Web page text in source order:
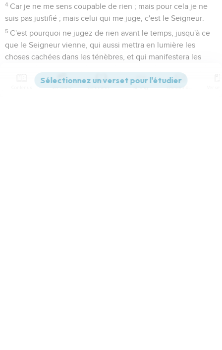
4 Car je ne me sens coupable de rien ; mais pour cela je ne
suis pas justifié ; mais celui qui me juge, c'est le Seigneur.
5 C'est pourquoi ne jugez de rien avant le temps, jusqu'à ce
que le Seigneur vienne, qui aussi mettra en lumière les
choses cachées dans les ténèbres, et qui manifestera les
Versions Commentaires Strong